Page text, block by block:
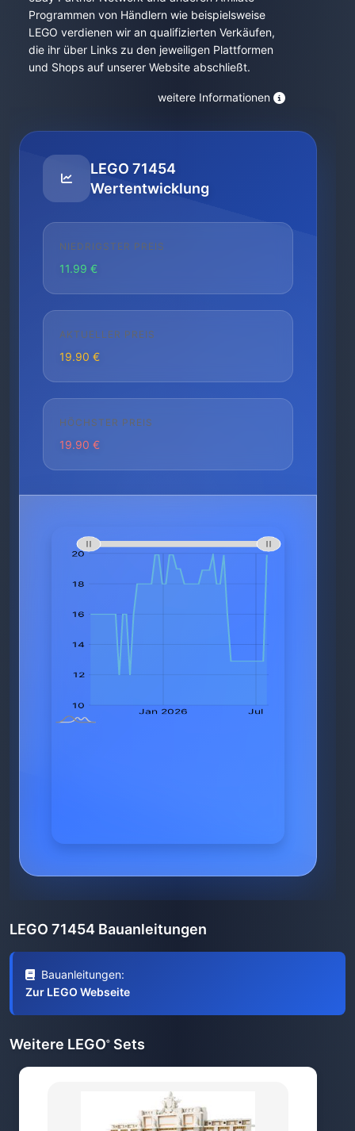
Programmen von Händlern wie beispielsweise
LEGO verdienen wir an qualifizierten Verkäufen,
die ihr über Links zu den jeweiligen Plattformen
und Shops auf unserer Website abschließt.
weitere Informationen
LEGO 71454
Wertentwicklung
NIEDRIGSTER PREIS
11.99 €
AKTUELLER PREIS
19.90 €
HÖCHSTER PREIS
19.90 €
LEGO 71454 Bauanleitungen
Bauanleitungen:
Zur LEGO Webseite
Weitere LEGO® Sets